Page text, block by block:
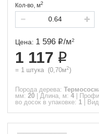
Кол-во, м2
Цена: 1 596 /м2
1 117
= 1 штука (0,70м2)
Порода дерева:
мм: 20 Длина, м: 4
во досок в упаковке: 1